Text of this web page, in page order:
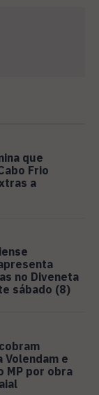
que
Frio
a
no Diveneta
sábado (8)
Volendam e
MP por obra